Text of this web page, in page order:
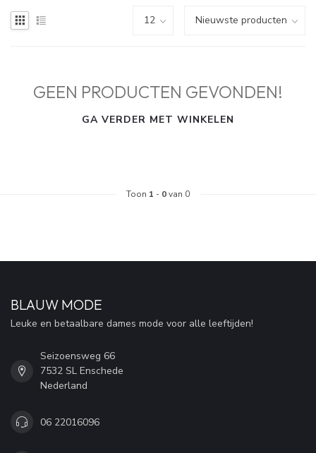
GEEN PRODUCTEN GEVONDEN!
GA VERDER MET WINKELEN
Toon 1 - 0van 0
BLAUW MODE
Leuke en betaalbare dames mode voor alle leeftijden!
Seizoensweg 66
7532 SL Enschede
Nederland
06 22016096